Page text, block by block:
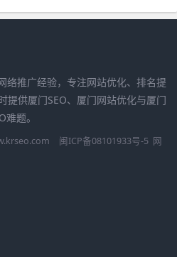
络推广经验，专注网站优化、排名提
提供厦门SEO、厦门网站优化与厦门
题。
闽ICP备08101933号-5 网